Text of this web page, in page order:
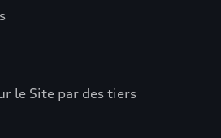
le Site par des tiers